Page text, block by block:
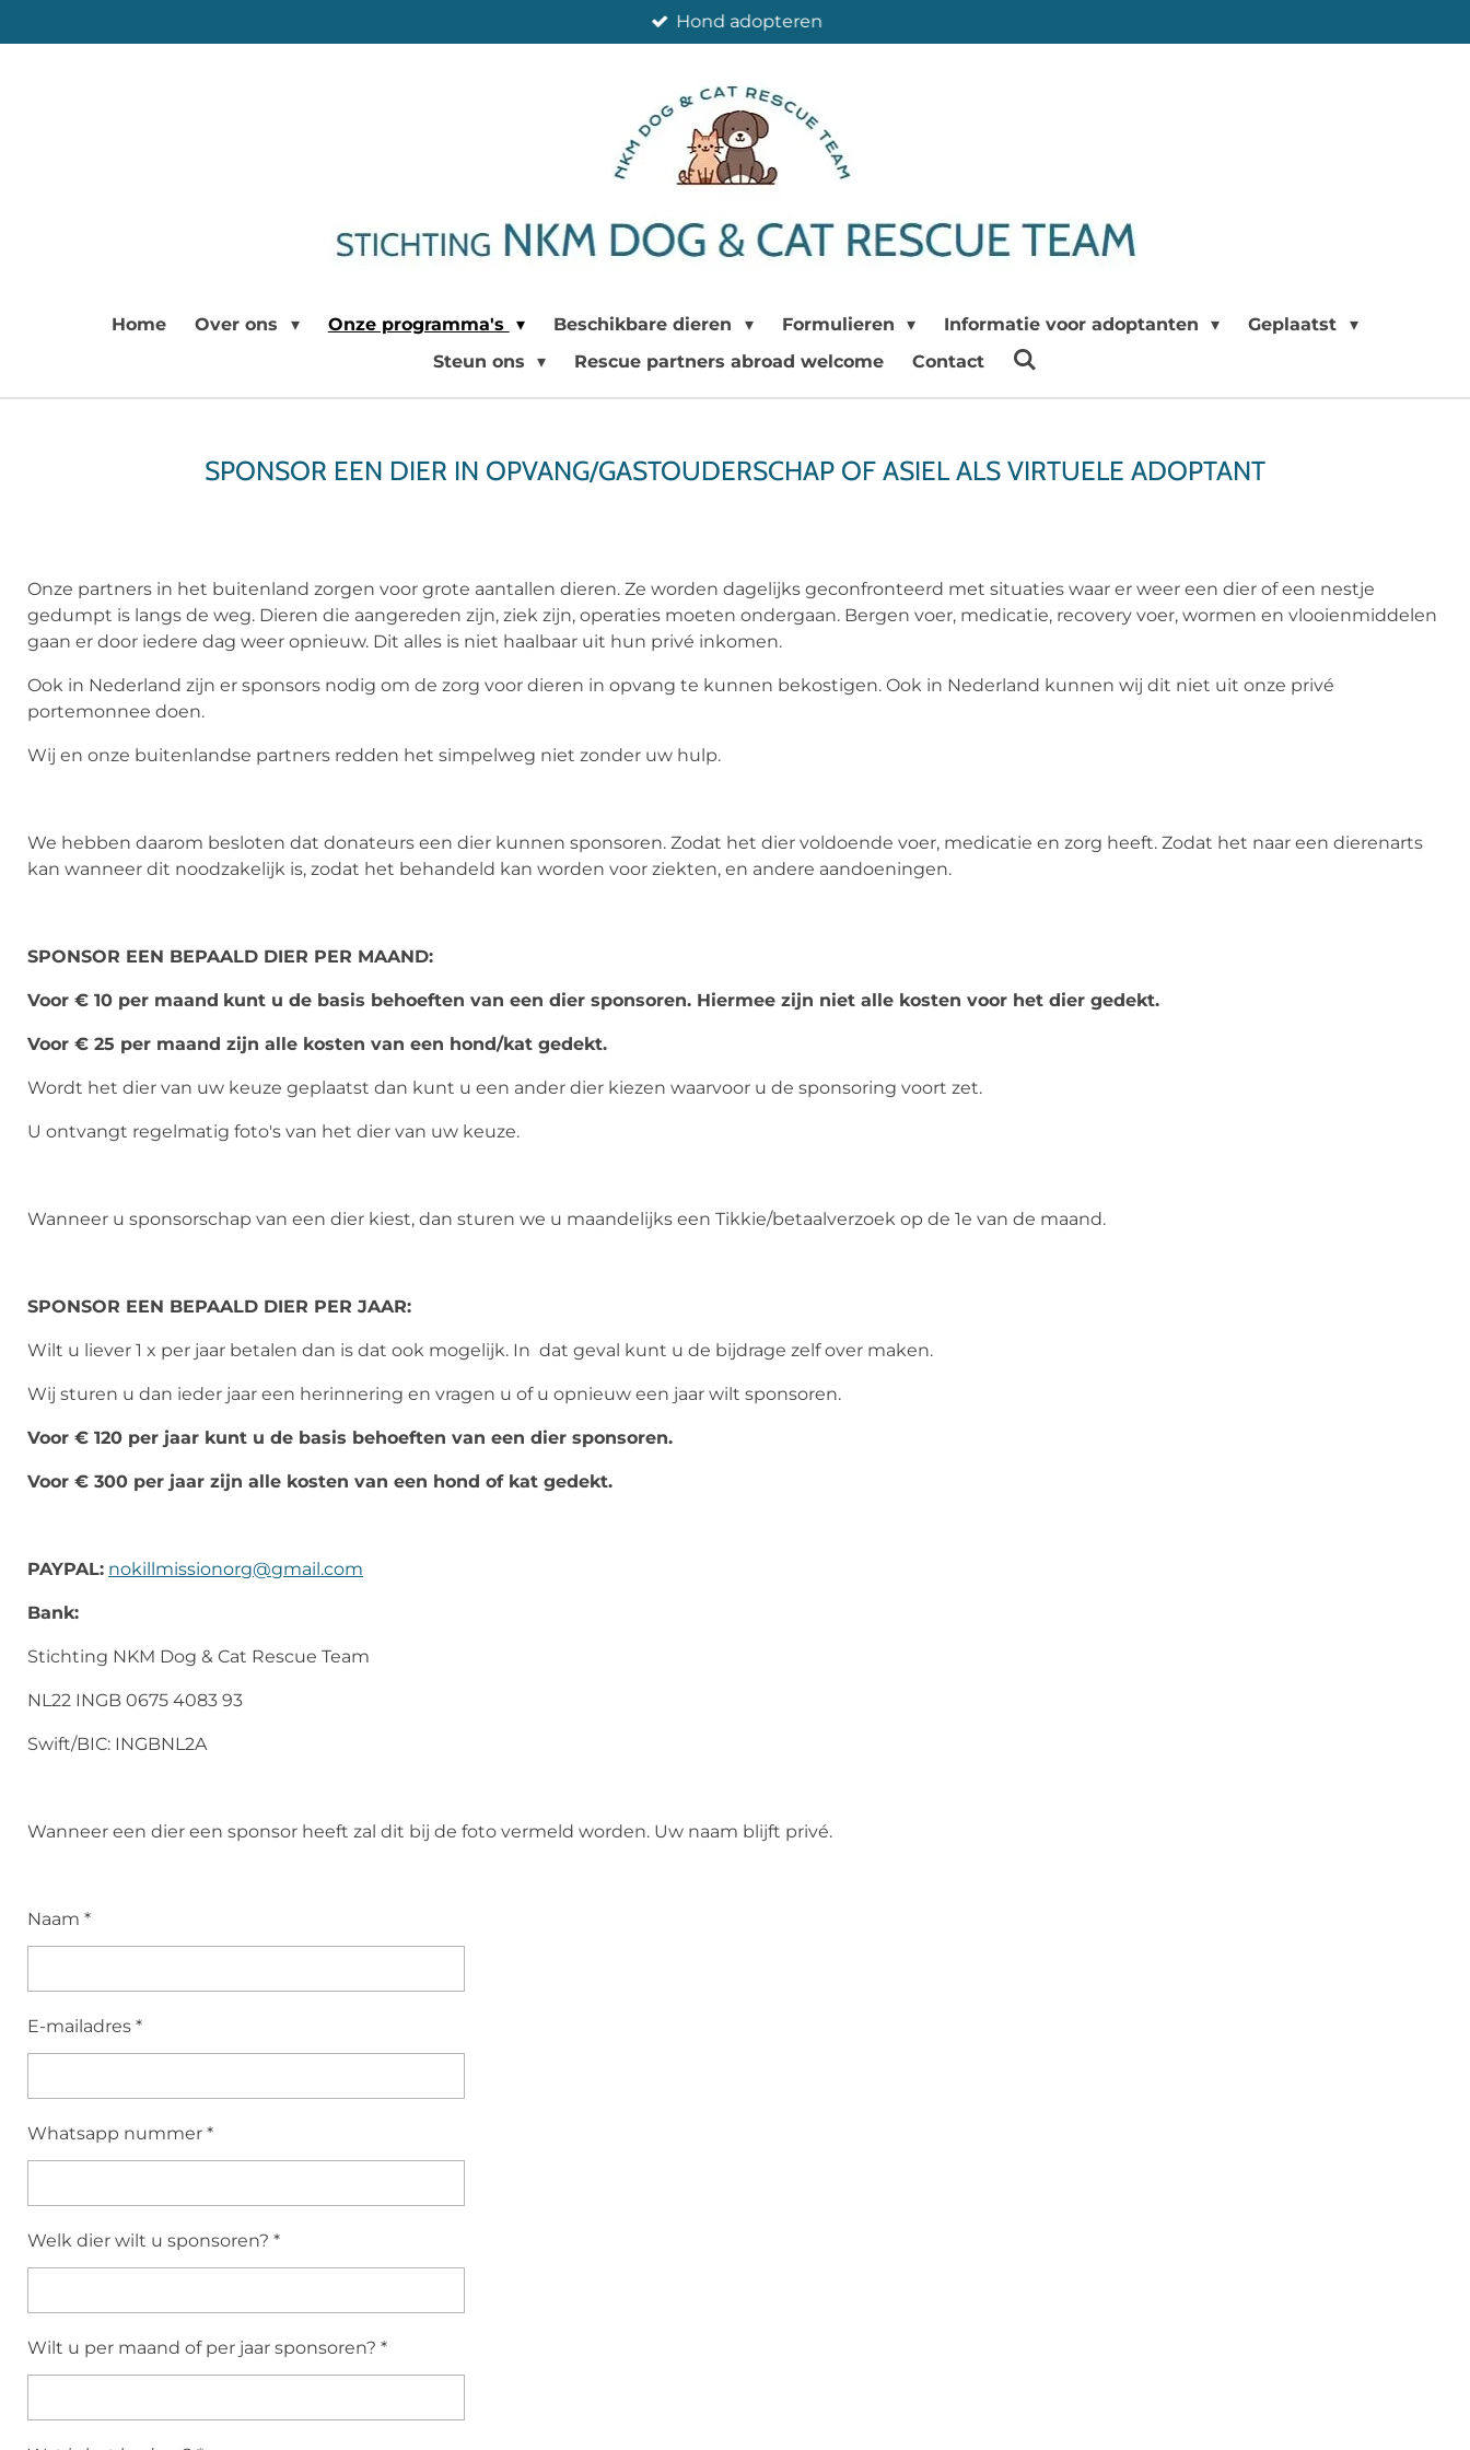
direct
Hond adopteren
Home Over ons Onze programma's Beschikbare dieren Formulieren Informatie voor adoptanten
Geplaatst
Steun ons
Rescue partners abroad welcome Contact
SPONSOR EEN DIER IN OPVANG/GASTOUDERSCHAP OF ASIEL ALS VIRTUELE ADOPTANT
Onze partners in het buitenland zorgen voor grote aantallen dieren. Ze worden dagelijks geconfronteerd met situaties waar er weer een dier of een nestje
gedumpt is langs de weg. Dieren die aangereden zijn, ziek zijn, operaties moeten ondergaan. Bergen voer, medicatie, recovery voer, wormen en vlooienmiddelen
gaan er door iedere dag weer opnieuw. Dit alles is niet haalbaar uit hun privé inkomen.
Ook in Nederland zijn er sponsors nodig om de zorg voor dieren in opvang te kunnen bekostigen. Ook in Nederland kunnen wij dit niet uit onze privé
portemonnee doen.
Wij en onze buitenlandse partners redden het simpelweg niet zonder uw hulp.
We hebben daarom besloten dat donateurs een dier kunnen sponsoren. Zodat het dier voldoende voer, medicatie en zorg heeft. Zodat het naar een dierenarts
kan wanneer dit noodzakelijk is, zodat het behandeld kan worden voor ziekten, en andere aandoeningen.
SPONSOR EEN BEPAALD DIER PER MAAND:
Voor € 10 per maand kunt u de basis behoeften van een dier sponsoren. Hiermee zijn niet alle kosten voor het dier gedekt.
Voor € 25 per maand zijn alle kosten van een hond/kat gedekt.
Wordt het dier van uw keuze geplaatst dan kunt u een ander dier kiezen waarvoor u de sponsoring voort zet.
U ontvangt regelmatig foto's van het dier van uw keuze.
Wanneer u sponsorschap van een dier kiest, dan sturen we u maandelijks een Tikkie/betaalverzoek op de 1e van de maand.
SPONSOR EEN BEPAALD DIER PER JAAR:
Wilt u liever 1 x per jaar betalen dan is dat ook mogelijk. In dat geval kunt u de bijdrage zelf over maken.
Wij sturen u dan ieder jaar een herinnering en vragen u of u opnieuw een jaar wilt sponsoren.
Voor € 120 per jaar kunt u de basis behoeften van een dier sponsoren.
Voor € 300 per jaar zijn alle kosten van een hond of kat gedekt.
PAYPAL: nokillmissionorg@gmail.com
Bank:
Stichting NKM Dog & Cat Rescue Team
NL22 INGB 0675 4083 93
Swift/BIC: INGBNL2A
Wanneer een dier een sponsor heeft zal dit bij de foto vermeld worden. Uw naam blijft privé.
Naam *
E-mailadres *
Whatsapp nummer *
Welk dier wilt u sponsoren? *
Wilt u per maand of per jaar sponsoren? *